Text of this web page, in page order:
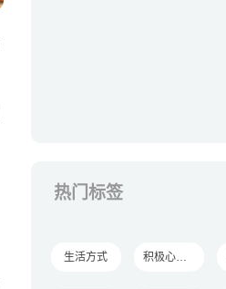
热门标签
生活方式 积极心理学